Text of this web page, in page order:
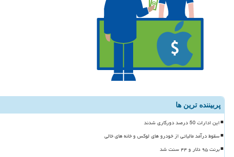
پربیننده ترین ها
این ادارات 50 درصد دورکاری شدند
سقوط درآمد مالیاتی از خودرو های لوکس و خانه های خالی
برنت ۹۵ دلار و ۴۴ سنت شد